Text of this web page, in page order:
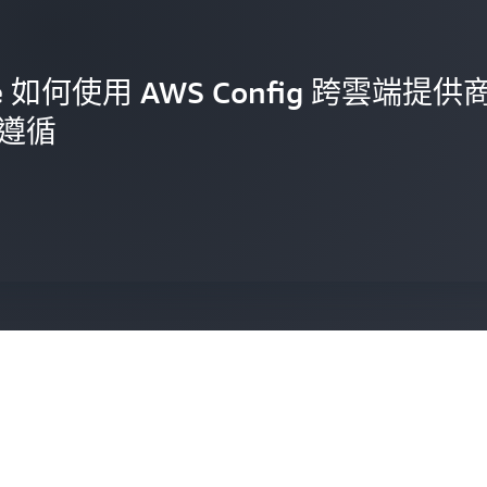
何使用 AWS Config 跨雲端提供
循
Tameshi 如何以採用 AWS